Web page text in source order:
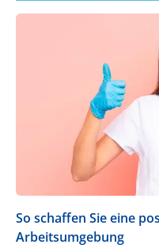
So schaffen Sie eine
Arbeitsumgebung